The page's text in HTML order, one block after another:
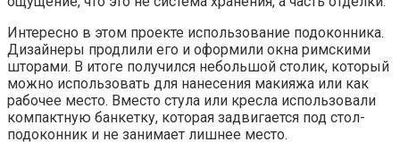
Интересно в этом проекте использование подоконника.
Дизайнеры продлили его и оформили окна римскими
шторами. В итоге получился небольшой столик, который
можно использовать для нанесения макияжа или как
рабочее место. Вместо стула или кресла использовали
компактную банкетку, которая задвигается под стол-
подоконник и не занимает лишнее место.